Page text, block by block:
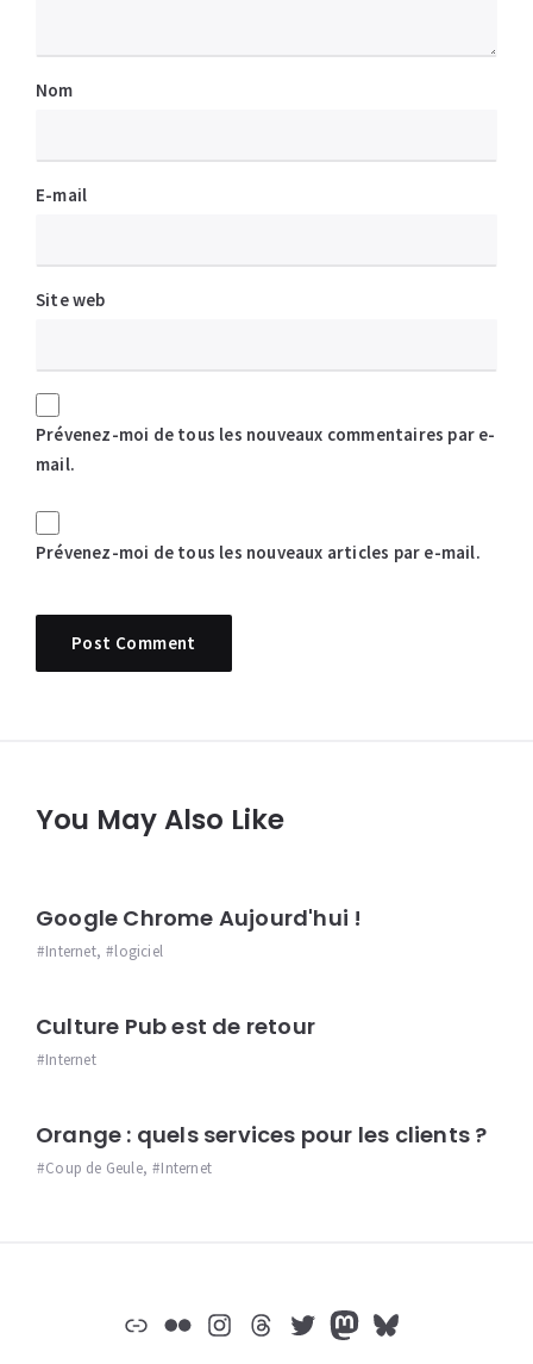
Nom
E-mail
Site web
Prévenez-moi de tous les nouveaux commentaires par e-
mail.
Prévenez-moi de tous les nouveaux articles par e-mail.
You May Also Like
Google Chrome Aujourd'hui !
Internet, logiciel
Culture Pub est de retour
Internet
Orange : quels services pour les clients ?
Coup de Geule, Internet
LienFlickrInstagram
Threads
Twitter
Mastodon
Bluesky